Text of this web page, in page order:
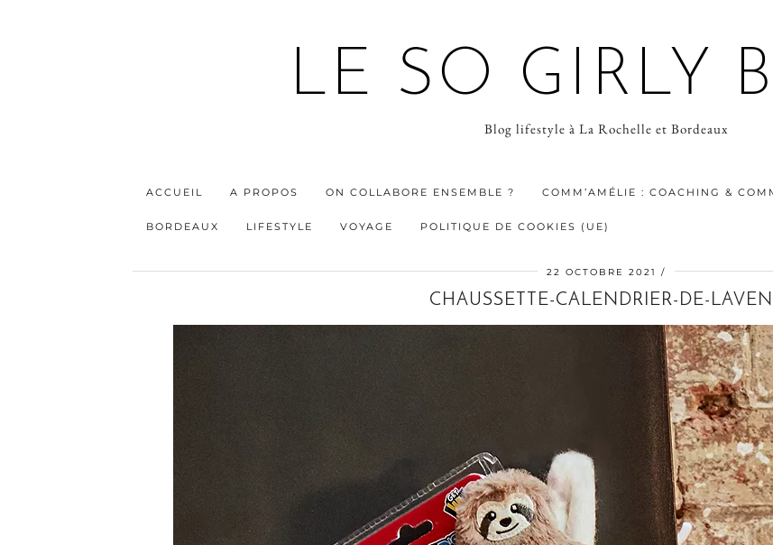
LE SO GIRLY
Blog lifestyle à La Rochelle et Bordeaux
ACCUEIL A PROPOS ON COLLABORE ENSEMBLE ? COMM’AMÉLIE : COACHING &
BORDEAUX LIFESTYLE VOYAGE POLITIQUE DE COOKIES (UE)
22 OCTOBRE 2021
CHAUSSETTE-CALENDRIER-DE-